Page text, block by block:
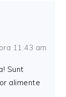
11:43 am
Sunt
alimente